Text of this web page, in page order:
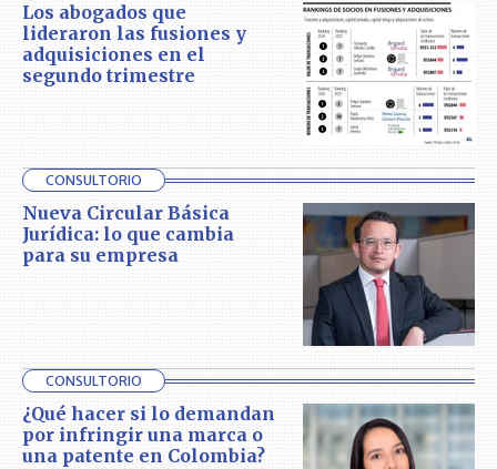
Los abogados que
lideraron las fusiones y
adquisiciones en el
segundo trimestre
CONSULTORIO
Nueva Circular Básica
Jurídica: lo que cambia
para su empresa
CONSULTORIO
¿Qué hacer si lo demandan
por infringir una marca o
una patente en Colombia?